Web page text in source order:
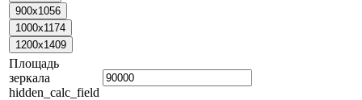
Площадь
зеркала
hidden_calc_field